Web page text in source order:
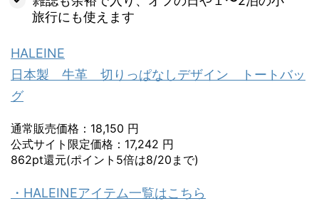
旅行にも使えます
HALEINE
日本製 牛革 切りっぱなしデザイン トートバッ
グ
通常販売価格：18,150 円
公式サイト限定価格：17,242 円
862pt還元(ポイント5倍は8/20まで)
・HALEINEアイテム一覧はこちら